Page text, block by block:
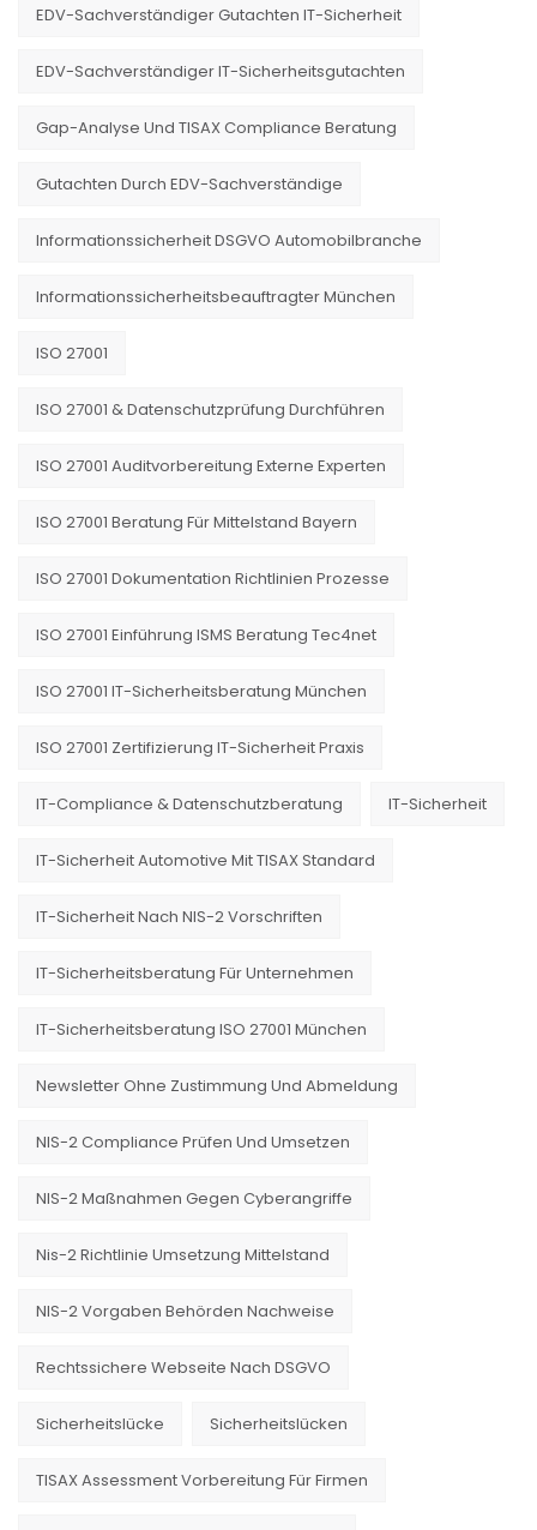
EDV-Sachverständiger Gutachten IT-Sicherheit
EDV-Sachverständiger IT-Sicherheitsgutachten
Gap-Analyse Und TISAX Compliance Beratung
Gutachten Durch EDV-Sachverständige
Informationssicherheit DSGVO Automobilbranche
Informationssicherheitsbeauftragter München
ISO 27001
ISO 27001 & Datenschutzprüfung Durchführen
ISO 27001 Auditvorbereitung Externe Experten
ISO 27001 Beratung Für Mittelstand Bayern
ISO 27001 Dokumentation Richtlinien Prozesse
ISO 27001 Einführung ISMS Beratung Tec4net
ISO 27001 IT-Sicherheitsberatung München
ISO 27001 Zertifizierung IT-Sicherheit Praxis
IT-Compliance & Datenschutzberatung IT-Sicherheit
IT-Sicherheit Automotive Mit TISAX Standard
IT-Sicherheit Nach NIS-2 Vorschriften
IT-Sicherheitsberatung Für Unternehmen
IT-Sicherheitsberatung ISO 27001 München
Newsletter Ohne Zustimmung Und Abmeldung
NIS-2 Compliance Prüfen Und Umsetzen
NIS-2 Maßnahmen Gegen Cyberangriffe
Nis-2 Richtlinie Umsetzung Mittelstand
NIS-2 Vorgaben Behörden Nachweise
Rechtssichere Webseite Nach DSGVO
Sicherheitslücke Sicherheitslücken
TISAX Assessment Vorbereitung Für Firmen